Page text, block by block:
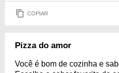
COPIAR
Pizza do amor
Você é bom de cozinha e